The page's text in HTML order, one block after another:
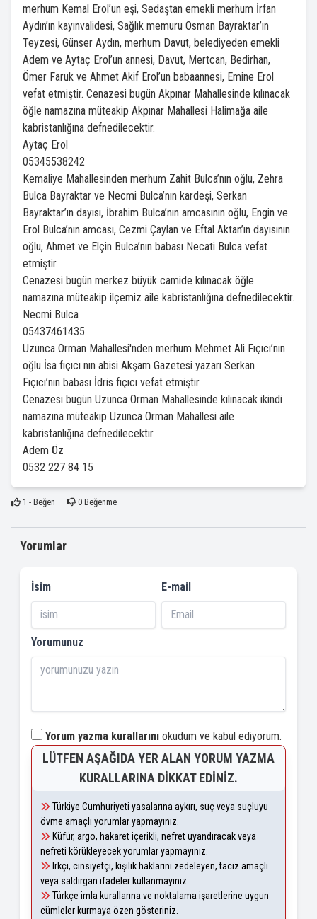
merhum Kemal Erol’un eşi, Sedaştan emekli merhum İrfan
Aydın’ın kayınvalidesi, Sağlık memuru Osman Bayraktar’ın
Teyzesi, Günser Aydın, merhum Davut, belediyeden emekli
Adem ve Aytaç Erol’un annesi, Davut, Mertcan, Bedirhan,
Ömer Faruk ve Ahmet Akif Erol’un babaannesi, Emine Erol
vefat etmiştir. Cenazesi bugün Akpınar Mahallesinde kılınacak
öğle namazına müteakip Akpınar Mahallesi Halimağa aile
kabristanlığına defnedilecektir.
Aytaç Erol
05345538242
Kemaliye Mahallesinden merhum Zahit Bulca’nın oğlu, Zehra
Bulca Bayraktar ve Necmi Bulca’nın kardeşi, Serkan
Bayraktar’ın dayısı, İbrahim Bulca’nın amcasının oğlu, Engin ve
Erol Bulca’nın amcası, Cezmi Çaylan ve Eftal Aktan’ın dayısının
oğlu, Ahmet ve Elçin Bulca’nın babası Necati Bulca vefat
etmiştir.
Cenazesi bugün merkez büyük camide kılınacak öğle
namazına müteakip ilçemiz aile kabristanlığına defnedilecektir.
Necmi Bulca
05437461435
Uzunca Orman Mahallesi'nden merhum Mehmet Ali Fıçıcı’nın
oğlu İsa fıçıcı nın abisi Akşam Gazetesi yazarı Serkan
Fıçıcı’nın babası İdris fıçıcı vefat etmiştir
Cenazesi bugün Uzunca Orman Mahallesinde kılınacak ikindi
namazına müteakip Uzunca Orman Mahallesi aile
kabristanlığına defnedilecektir.
Adem Öz
0532 227 84 15
1 - Beğen 0Beğenme
Yorumlar
İsim E-mail
Yorumunuz
Yorum yazma kurallarını okudum ve kabul ediyorum.
LÜTFEN AŞAĞIDA YER ALAN YORUM YAZMA
KURALLARINA DIKKAT EDINIZ.
Türkiye Cumhuriyeti yasalarına aykırı, suç veya suçluyu
övme amaçlı yorumlar yapmayınız.
Küfür, argo, hakaret içerikli, nefret uyandıracak veya
nefreti körükleyecek yorumlar yapmayınız.
Irkçı, cinsiyetçi, kişilik haklarını zedeleyen, taciz amaçlı
veya saldırgan ifadeler kullanmayınız.
Türkçe imla kurallarına ve noktalama işaretlerine uygun
cümleler kurmaya özen gösteriniz.